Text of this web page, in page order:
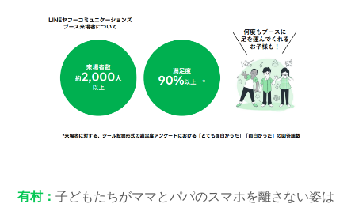
有村：子どもたちがママとパパのスマホを離さない姿は